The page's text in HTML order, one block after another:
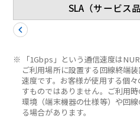
SLA（サービス
※
「1Gbps」という通信速度は
ご利用場所に設置する回線終端
速度です。お客様が使用する個
すものではありません。ご利用
環境（端末機器の仕様等）や回
る場合があります。